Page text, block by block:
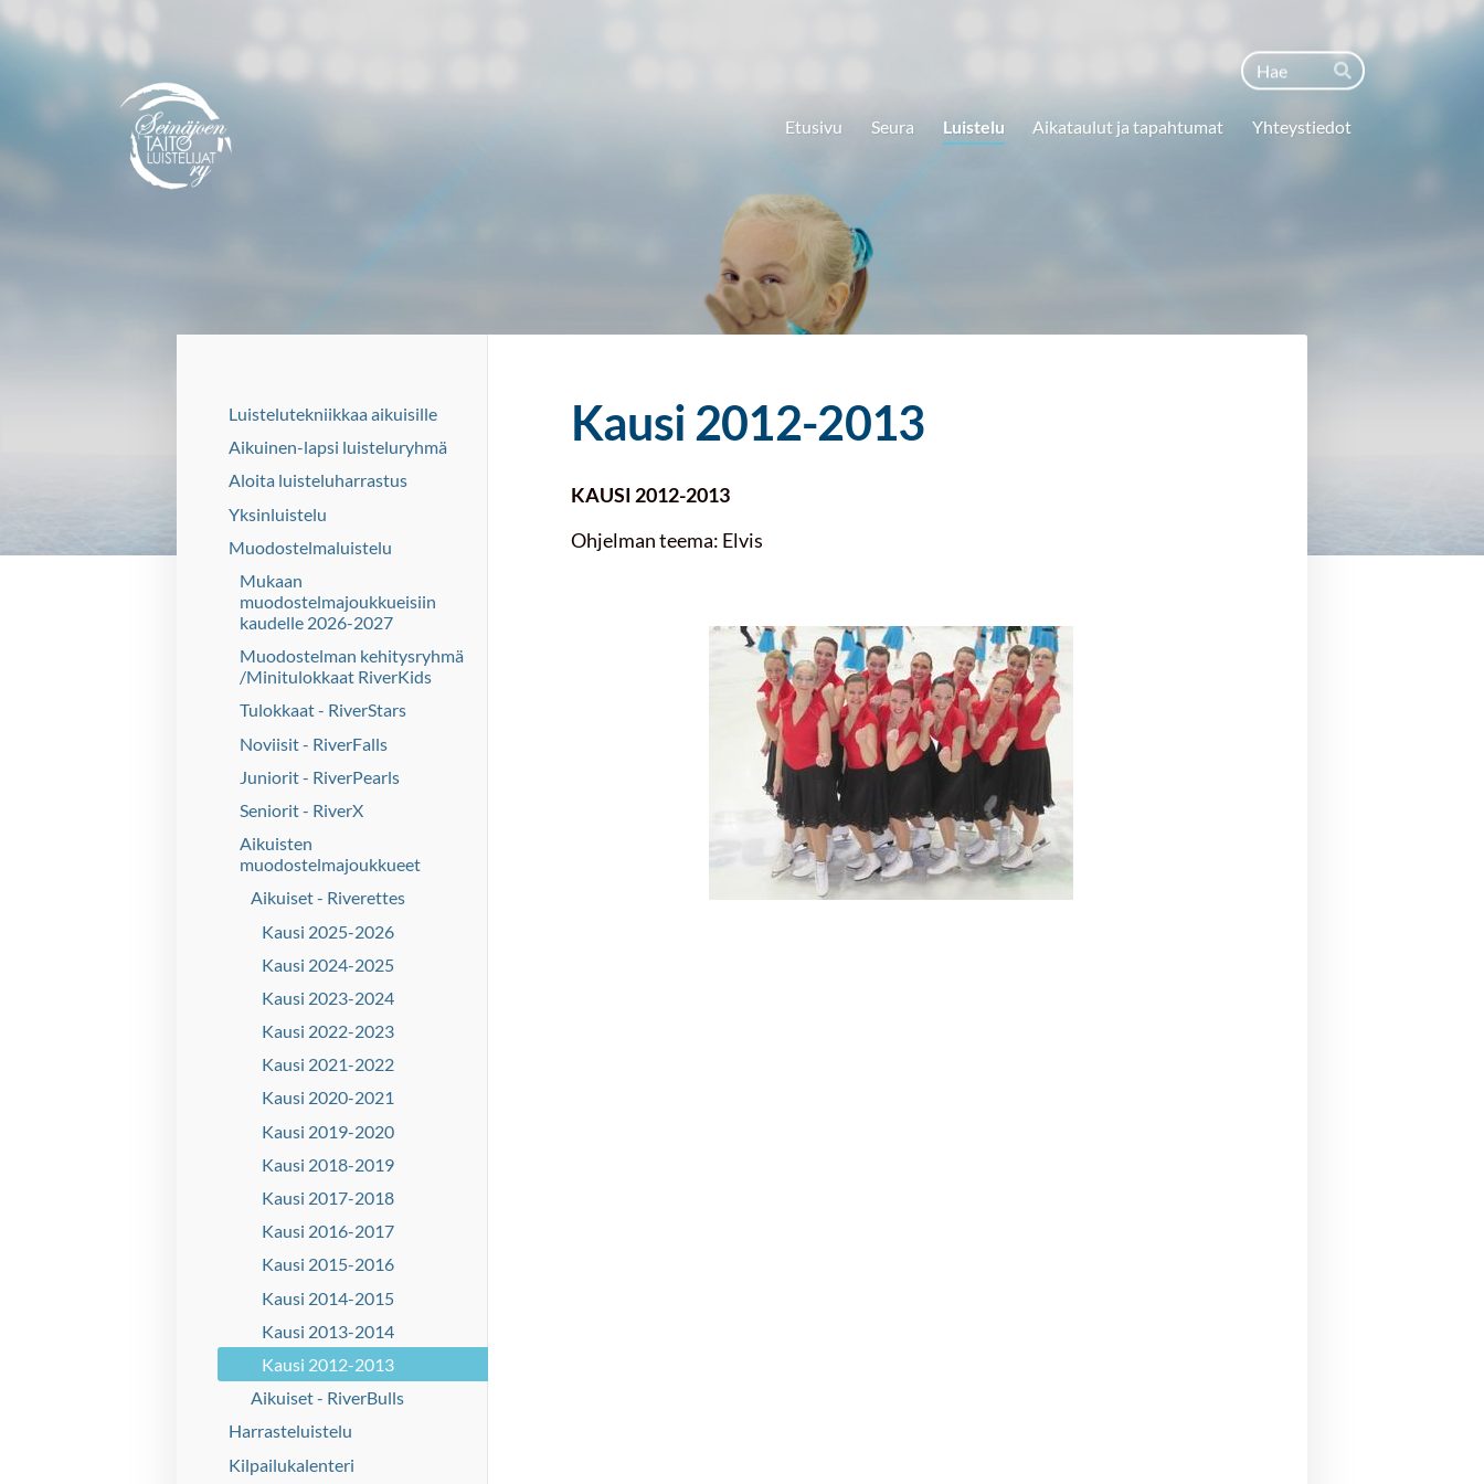
Siirry
sivun
Haku
Hae
Seinäjoen Taitoluistelijat ry
Etusivu Seura Luistelu Aikataulut ja tapahtumat Yhteystiedot
Luistelutekniikkaa aikuisille
Aikuinen-lapsi luisteluryhmä
Aloita luisteluharrastus
Yksinluistelu
Muodostelmaluistelu
Mukaan
muodostelmajoukkueisiin
kaudelle 2026-2027
Muodostelman kehitysryhmä
/Minitulokkaat RiverKids
Tulokkaat - RiverStars
Noviisit - RiverFalls
Juniorit - RiverPearls
Seniorit - RiverX
Aikuisten
muodostelmajoukkueet
Aikuiset - Riverettes
Kausi 2025-2026
Kausi 2024-2025
Kausi 2023-2024
Kausi 2022-2023
Kausi 2021-2022
Kausi 2020-2021
Kausi 2019-2020
Kausi 2018-2019
Kausi 2017-2018
Kausi 2016-2017
Kausi 2015-2016
Kausi 2014-2015
Kausi 2013-2014
Kausi 2012-2013
Aikuiset - RiverBulls
Harrasteluistelu
Kilpailukalenteri
Kausi 2012-2013
KAUSI 2012-2013
Ohjelman teema: Elvis